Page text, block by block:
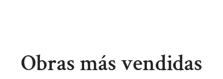
Obras más vendidas